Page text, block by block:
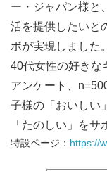
ー・ジャパン様と
活を提供したいと
ボが実現しました
40代女性の好きな
アンケート、
子様の「おいしい
「たのしい」をサ
特設ページ： https://